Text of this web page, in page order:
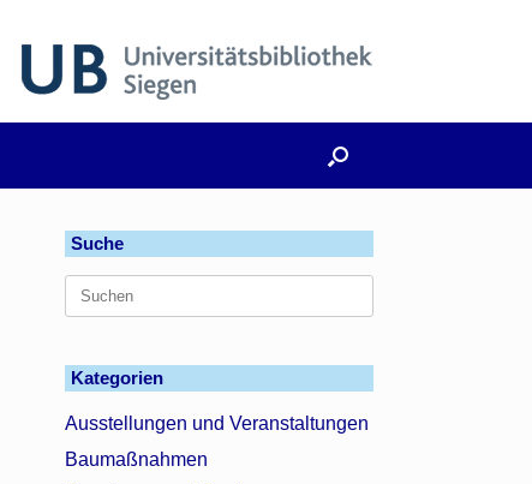
Suche
Suchen
Kategorien
Ausstellungen und Veranstaltungen
Baumaßnahmen